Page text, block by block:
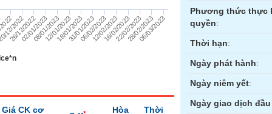
2022
26/12/2022
02/01/2023
08/01/2023
12/01/2023
18/01/2023
31/01/2023
06/02/2023
12/02/2023
16/02/2023
22/02/2023
28/02/2023
06/03/2023
Giá CK cơ
Hòa
Thời
Phương thức thực
quyền:
Thời hạn:
Ngày phát hành:
Ngày niêm yết:
Ngày giao dịch